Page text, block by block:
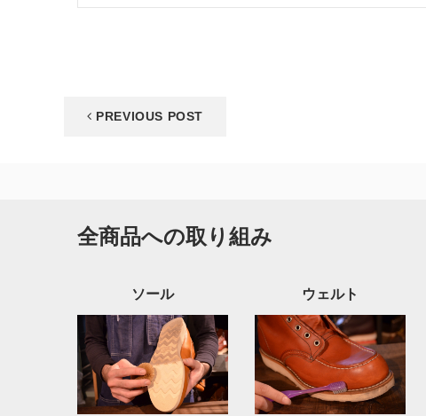
PREVIOUS POST
全商品への取り組み
ソール ウェルト